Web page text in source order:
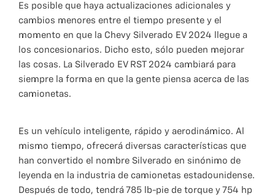
Es posible que haya actualizaciones adicionales y
cambios menores entre el tiempo presente y el
momento en que la Chevy Silverado EV 2024 llegue a
los concesionarios. Dicho esto, sólo pueden mejorar
las cosas. La Silverado EV RST 2024 cambiará para
siempre la forma en que la gente piensa acerca de las
camionetas.
Es un vehículo inteligente, rápido y aerodinámico. Al
mismo tiempo, ofrecerá diversas características que
han convertido el nombre Silverado en sinónimo de
leyenda en la industria de camionetas estadounidense.
Después de todo, tendrá 785 lb-pie de torque y 754 hp